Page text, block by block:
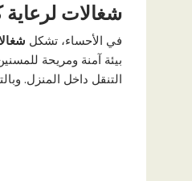
شغالات لرعاية
في الأحساء، تشكل
بيئة آمنة ومريحة
التنقل داخل المنزل.